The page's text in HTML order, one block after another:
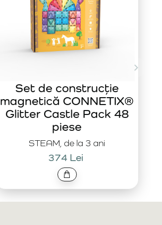
STEAM, de la 3 ani
Set de construcție
magnetică CONNETIX®
Glitter Castle Pack 48
piese
374 Lei